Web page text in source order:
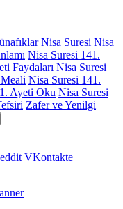
Nisa Suresi Nisa
Nisa Suresi 141.
Faydaları Nisa Suresi
Nisa Suresi 141.
Ayeti Oku Nisa Suresi
Zafer ve Yenilgi
VKontakte